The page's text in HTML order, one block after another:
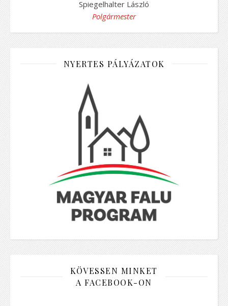
Spiegelhalter László
Polgármester
NYERTES PÁLYÁZATOK
KÖVESSEN MINKET
A FACEBOOK-ON